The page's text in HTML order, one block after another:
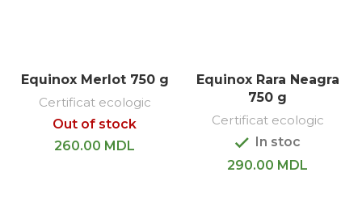
Equinox Merlot 750 g
Certificat ecologic
Out of stock
260.00 MDL
Equinox Rara Neagra
750 g
Certificat ecologic
In stoc
290.00 MDL